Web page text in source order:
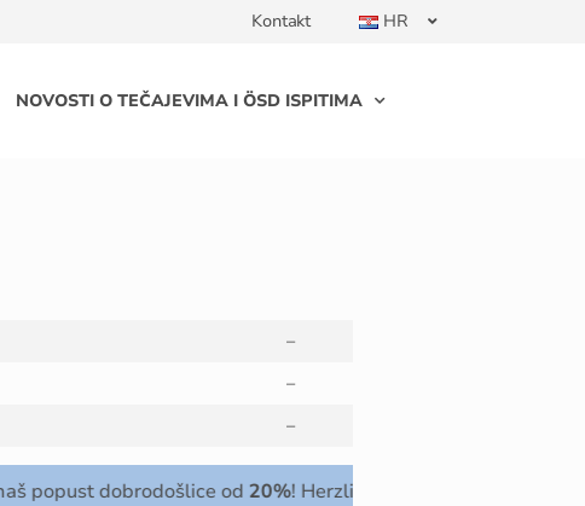
Kontakt HR
NOVOSTI O TEČAJEVIMA I ÖSD ISPITIMA
–
–
–
dobrodošlice od20%! Herzlich Willkommen!